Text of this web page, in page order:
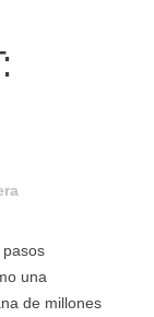
una
de millones